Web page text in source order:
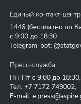
Единый контакт-центр
1446 (бесплатно по
с 9:00 до 18:30
Telegram-bot:
Пресс-служба
Пн-Пт с 9:00 до
Тел. +7 7172 749002,
E-mail: